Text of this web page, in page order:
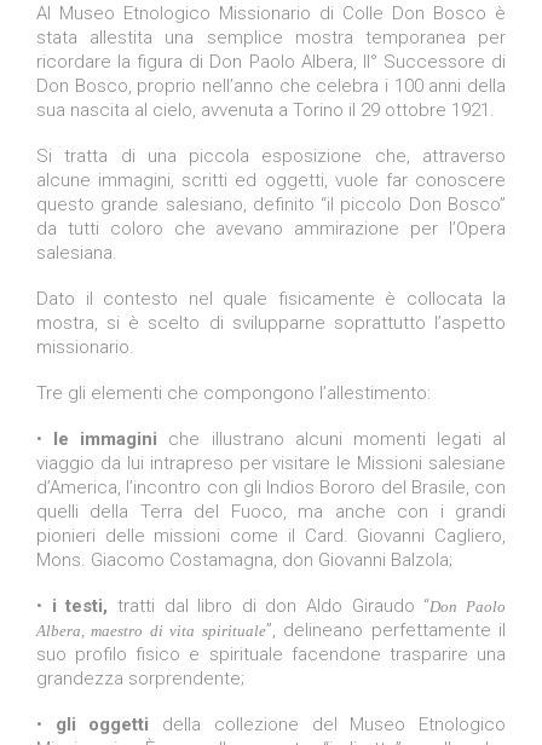
Al Museo Etnologico Missionario di Colle Don Bosco è
stata allestita una semplice mostra temporanea per
ricordare la figura di Don Paolo Albera, II° Successore di
Don Bosco, proprio nell’anno che celebra i 100 anni della
sua nascita al cielo, avvenuta a Torino il 29 ottobre 1921.
Si tratta di una piccola esposizione che, attraverso
alcune immagini, scritti ed oggetti, vuole far conoscere
questo grande salesiano, definito “il piccolo Don Bosco”
da tutti coloro che avevano ammirazione per l’Opera
salesiana.
Dato il contesto nel quale fisicamente è collocata la
mostra, si è scelto di svilupparne soprattutto l’aspetto
missionario.
Tre gli elementi che compongono l’allestimento:
• le immagini che illustrano alcuni momenti legati al
viaggio da lui intrapreso per visitare le Missioni salesiane
d’America, l’incontro con gli Indios Bororo del Brasile, con
quelli della Terra del Fuoco, ma anche con i grandi
pionieri delle missioni come il Card. Giovanni Cagliero,
Mons. Giacomo Costamagna, don Giovanni Balzola;
• i testi, tratti dal libro di don Aldo Giraudo “Don Paolo
Albera, maestro di vita spirituale”, delineano perfettamente il
suo profilo fisico e spirituale facendone trasparire una
grandezza sorprendente;
• gli oggetti della collezione del Museo Etnologico